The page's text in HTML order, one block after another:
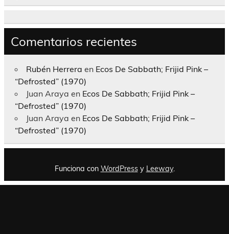
Comentarios recientes
Rubén Herrera en Ecos De Sabbath; Frijid Pink –
“Defrosted” (1970)
Juan Araya en Ecos De Sabbath; Frijid Pink –
“Defrosted” (1970)
Juan Araya en Ecos De Sabbath; Frijid Pink –
“Defrosted” (1970)
Funciona con WordPressy Leeway.